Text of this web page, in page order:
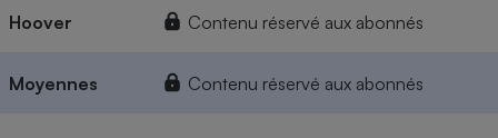
Hoover Contenu réservé aux abonnés
Moyennes Contenu réservé aux abonnés